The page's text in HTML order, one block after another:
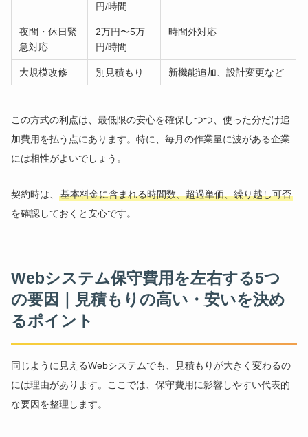
円/時間
夜間・休日緊
急対応
2万円〜5万
円/時間
時間外対応
大規模改修 別見積もり 新機能追加、設計変更など
この方式の利点は、最低限の安心を確保しつつ、使った分だけ追
加費用を払う点にあります。特に、毎月の作業量に波がある企業
には相性がよいでしょう。
契約時は、基本料金に含まれる時間数、超過単価、繰り越し可否
を確認しておくと安心です。
Webシステム保守費用を左右する5つ
の要因｜見積もりの高い・安いを決め
るポイント
同じように見えるWebシステムでも、見積もりが大きく変わるの
には理由があります。ここでは、保守費用に影響しやすい代表的
な要因を整理します。